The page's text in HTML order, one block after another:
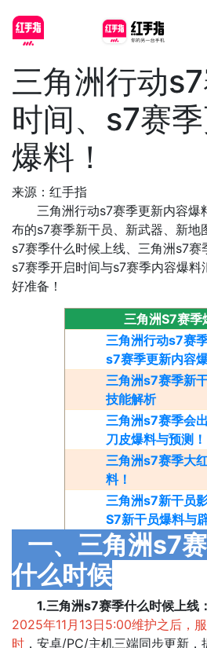
三角洲行动
时间、s7赛
爆料！
来源：红手指
三角洲行动s7赛季更新内容爆
布的s7赛季新干员、新武器、新地
s7赛季什么时候上线、三角洲s7赛
s7赛季开启时间与s7赛季内容爆
好准备！
三角洲S7赛季
三角洲行动s7赛季
s7赛季更新内容
三角洲s7赛季新
技能解析
三角洲s7赛季会
刀皮爆料与预测！
三角洲s7赛季大
料！
三角洲s7新干员
S7新干员爆料与
一、三角洲s7
什么时候
1.三角洲s7赛季什么时候上线：
2025年11月13日5:00维护之后，
时 ，安卓/PC/主机三端同步更新